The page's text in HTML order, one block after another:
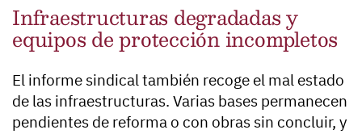
Infraestructuras degradadas y
equipos de protección incompletos
El informe sindical también recoge el mal estado
de las infraestructuras. Varias bases permanecen
pendientes de reforma o con obras sin concluir, y